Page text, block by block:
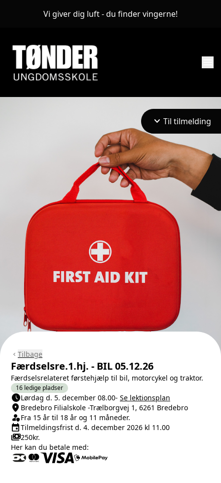
Vi giver dig luft - du finder vingerne!
keyboard_arrow_down Til tilmelding
chevron_left Tilbage
Færdselsre.1.hj. - BIL 05.12.26
Færdselsrelateret førstehjælp til bil, motorcykel og traktor.
16 ledige pladser
Næste lektion
scheduleLørdag d. 5. december 08.00- Se lektionsplan
Sted/Adresse
location_on Bredebro Filialskole -Trælborgvej 1, 6261 Bredebro
Klasse/Aldersbegrænsning
person_shieldFra 15 år til 18 år og 11 måneder.
Tilmeldingsfrist
eventTilmeldingsfrist d. 4. december 2026 kl 11.00
Pris
payments250kr.
Her kan du betale med: